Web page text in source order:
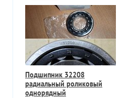
Подшипник 32208
радиальный роликовый
однорядный